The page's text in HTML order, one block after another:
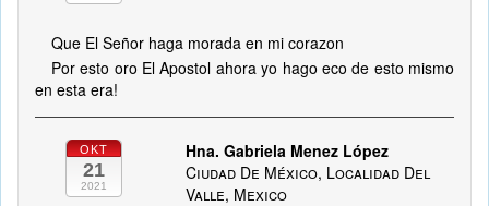
Que El Señor haga morada en mi corazon
Por esto oro El Apostol ahora yo hago eco de esto mismo
en esta era!
OKT
21
2021
Hna. Gabriela Menez López
Ciudad De México, Localidad Del
Valle, Mexico